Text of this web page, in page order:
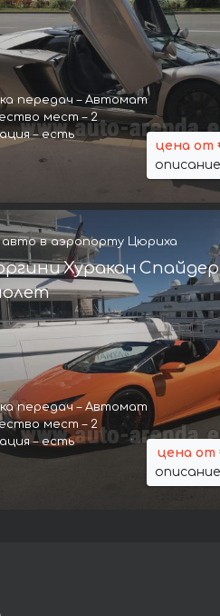
передач – Автомат
мест – 2
– есть
цена от
в аэропорту Цюриха
Хуракан Спайдер
передач – Автомат
мест – 2
– есть
цена от